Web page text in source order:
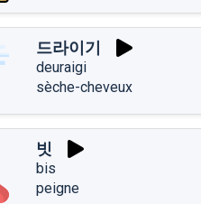
드라이기
deuraigi
sèche-cheveux
빗
bis
peigne